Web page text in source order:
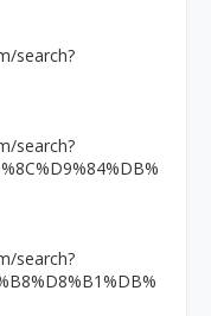
search?
search?
search?